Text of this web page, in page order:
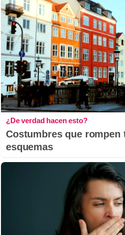
¿De verdad hacen esto?
Costumbres que rompen
esquemas